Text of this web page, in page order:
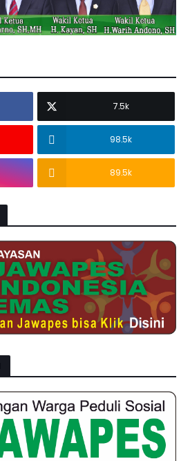
7.5k
98.5k
89.5k